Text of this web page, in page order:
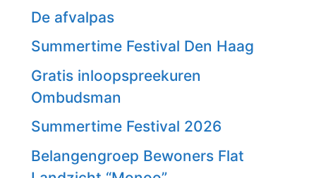
De afvalpas
Summertime Festival Den Haag
Gratis inloopspreekuren
Ombudsman
Summertime Festival 2026
Belangengroep Bewoners Flat